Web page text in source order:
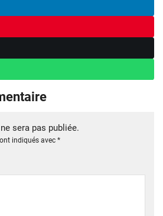
sera pas publiée.
indiqués avec *